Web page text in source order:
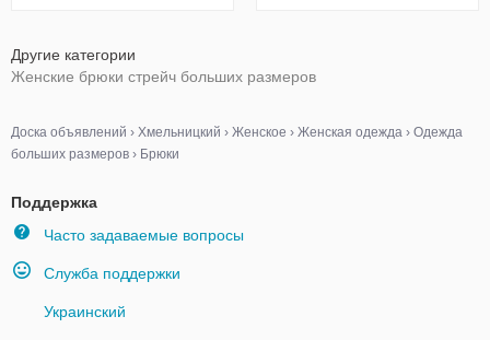
Другие категории
Женские брюки стрейч больших размеров
Доска объявлений › Хмельницкий › Женское › Женская одежда › Одежда
больших размеров › Брюки
Поддержка
Часто задаваемые вопросы
Служба поддержки
Украинский